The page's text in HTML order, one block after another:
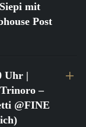
mit
Post
Uhr |
–
@FINE